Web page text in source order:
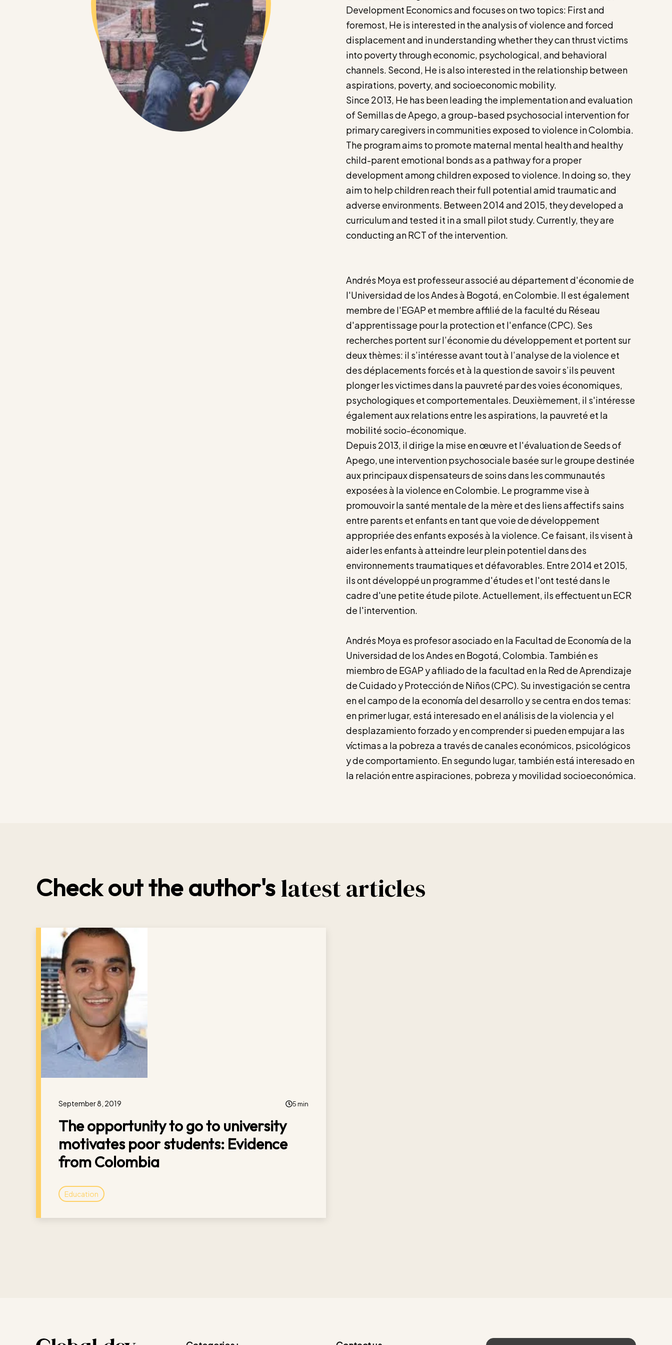
Development Economics and focuses on two topics: First and
foremost, He is interested in the analysis of violence and forced
displacement and in understanding whether they can thrust victims
into poverty through economic, psychological, and behavioral
channels. Second, He is also interested in the relationship between
aspirations, poverty, and socioeconomic mobility.
Since 2013, He has been leading the implementation and evaluation
of Semillas de Apego, a group-based psychosocial intervention for
primary caregivers in communities exposed to violence in Colombia.
The program aims to promote maternal mental health and healthy
child­-parent emotional bonds as a pathway for a proper
development among children exposed to violence. In doing so, they
aim to help children reach their full potential amid traumatic and
adverse environments. Between 2014 and 2015, they developed a
curriculum and tested it in a small pilot study. Currently, they are
conducting an RCT of the intervention.
Andrés Moya est professeur associé au département d'économie de
l'Universidad de los Andes à Bogotá, en Colombie. Il est également
membre de l'EGAP et membre affilié de la faculté du Réseau
d'apprentissage pour la protection et l'enfance (CPC). Ses
recherches portent sur l’économie du développement et portent sur
deux thèmes: il s’intéresse avant tout à l’analyse de la violence et
des déplacements forcés et à la question de savoir s’ils peuvent
plonger les victimes dans la pauvreté par des voies économiques,
psychologiques et comportementales. Deuxièmement, il s'intéresse
également aux relations entre les aspirations, la pauvreté et la
mobilité socio-économique.
Depuis 2013, il dirige la mise en œuvre et l'évaluation de Seeds of
Apego, une intervention psychosociale basée sur le groupe destinée
aux principaux dispensateurs de soins dans les communautés
exposées à la violence en Colombie. Le programme vise à
promouvoir la santé mentale de la mère et des liens affectifs sains
entre parents et enfants en tant que voie de développement
appropriée des enfants exposés à la violence. Ce faisant, ils visent à
aider les enfants à atteindre leur plein potentiel dans des
environnements traumatiques et défavorables. Entre 2014 et 2015,
ils ont développé un programme d'études et l'ont testé dans le
cadre d'une petite étude pilote. Actuellement, ils effectuent un ECR
de l'intervention.
Andrés Moya es profesor asociado en la Facultad de Economía de la
Universidad de los Andes en Bogotá, Colombia. También es
miembro de EGAP y afiliado de la facultad en la Red de Aprendizaje
de Cuidado y Protección de Niños (CPC). Su investigación se centra
en el campo de la economía del desarrollo y se centra en dos temas:
en primer lugar, está interesado en el análisis de la violencia y el
desplazamiento forzado y en comprender si pueden empujar a las
víctimas a la pobreza a través de canales económicos, psicológicos
y de comportamiento. En segundo lugar, también está interesado en
la relación entre aspiraciones, pobreza y movilidad socioeconómica.
Check out the author's latest articles
September 8, 2019 5 min
The opportunity to go to university
motivates poor students: Evidence
from Colombia
Education